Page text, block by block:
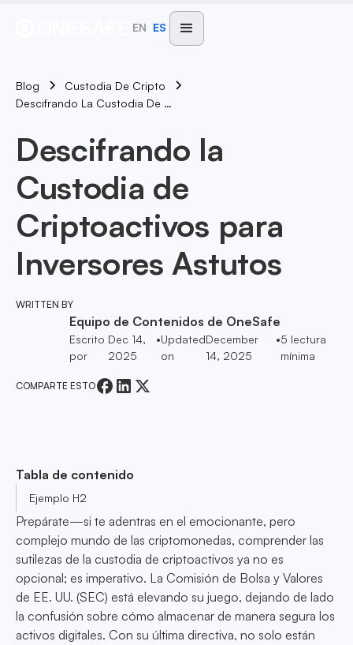
EN ES
Blog
Custodia De Cripto
Descifrando La Custodia De Criptoactivos Para Inversores Astutos
Descifrando la
Custodia de
Criptoactivos para
Inversores Astutos
WRITTEN BY
Equipo de Contenidos de OneSafe
Escrito
por
Dec 14,
2025
•Updated
on
December
14, 2025
•5 lectura
mínima
COMPARTE ESTO
Tabla de contenido
Ejemplo H2
Prepárate—si te adentras en el emocionante, pero
complejo mundo de las criptomonedas, comprender las
sutilezas de la custodia de criptoactivos ya no es
opcional; es imperativo. La Comisión de Bolsa y Valores
de EE. UU. (SEC) está elevando su juego, dejando de lado
la confusión sobre cómo almacenar de manera segura los
activos digitales. Con su última directiva, no solo están